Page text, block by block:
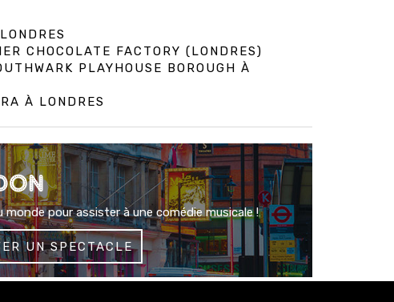
CHOCOLATE FACTORY (LONDRES)
PLAYHOUSE BOROUGH À
À LONDRES
pour assister à une comédie musicale !
UN SPECTACLE